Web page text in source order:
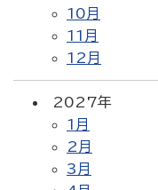
10月
11月
12月
2027年
1月
2月
3月